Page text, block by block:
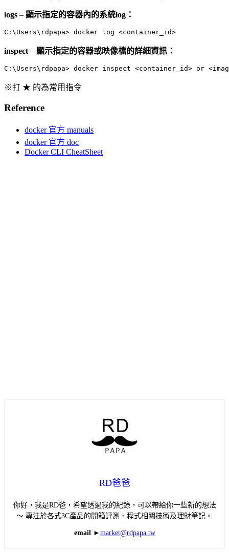
logs – 顯示指定的容器內的系統log：
C:\Users\rdpapa> docker log <container_id>
inspect – 顯示指定的容器或映像檔的詳細資訊：
C:\Users\rdpapa> docker inspect <container_id> or
※打 ★ 的為常用指令
Reference
docker 官方 manuals
docker 官方 doc
Docker CLI CheatSheet
RD爸爸
你好，我是RD爸，希望透過我的紀錄，可以帶給你一些新的想法
～ 專注於各式3C產品的開箱評測、程式相關技術及理財筆記。
email ► market@rdpapa.tw